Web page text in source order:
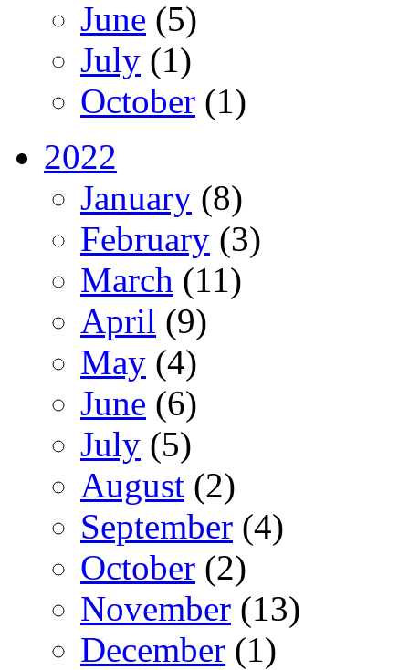
June (5)
July (1)
October (1)
2022
January (8)
February (3)
March (11)
April (9)
May (4)
June (6)
July (5)
August (2)
September (4)
October (2)
November (13)
December (1)